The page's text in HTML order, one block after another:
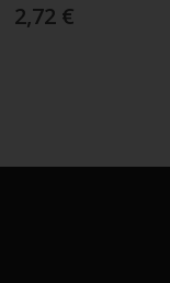
2,72 €